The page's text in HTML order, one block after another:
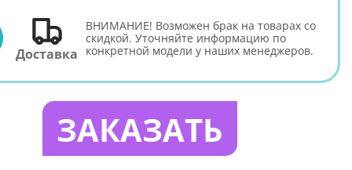
Доставка
ВНИМАНИЕ! Возможен брак на товарах со
скидкой. Уточняйте информацию по
конкретной модели у наших менеджеров.
ЗАКАЗАТЬ